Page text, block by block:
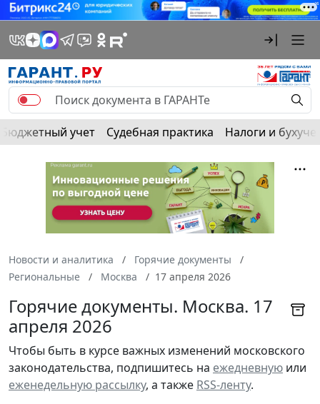
Бюджетный учет Судебная практика Налоги и
Новости и аналитика
Горячие документы
Региональные
Москва 17 апреля 2026
Горячие документы. Москва. 17
апреля 2026
Чтобы быть в курсе важных изменений московского
законодательства, подпишитесь на ежедневную или
еженедельную рассылку, а также RSS-ленту.